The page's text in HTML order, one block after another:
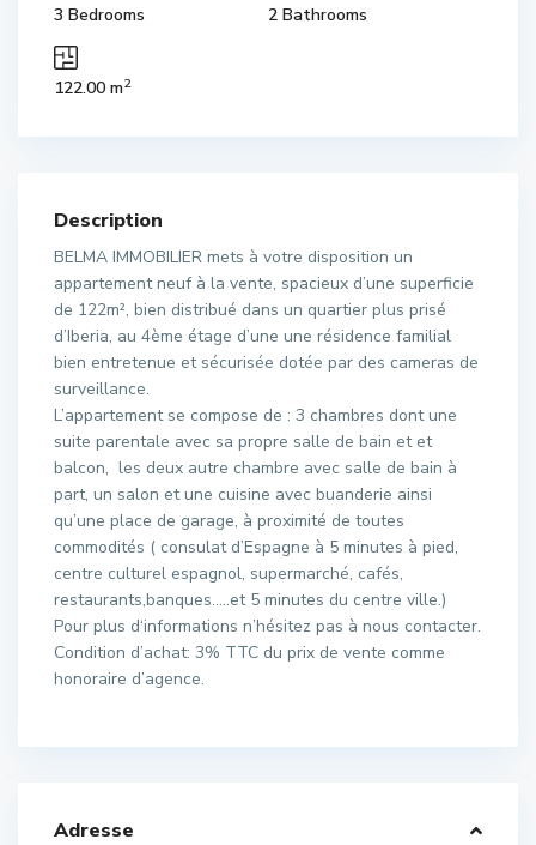
3 Bedrooms 2 Bathrooms
122.00 m2
Description
BELMA IMMOBILIER mets à votre disposition un
appartement neuf à la vente, spacieux d’une superficie
de 122m², bien distribué dans un quartier plus prisé
d’Iberia, au 4ème étage d’une une résidence familial
bien entretenue et sécurisée dotée par des cameras de
surveillance.
L’appartement se compose de : 3 chambres dont une
suite parentale avec sa propre salle de bain et et
balcon, les deux autre chambre avec salle de bain à
part, un salon et une cuisine avec buanderie ainsi
qu’une place de garage, à proximité de toutes
commodités ( consulat d’Espagne à 5 minutes à pied,
centre culturel espagnol, supermarché, cafés,
restaurants,banques…..et 5 minutes du centre ville.)
Pour plus d‘informations n’hésitez pas à nous contacter.
Condition d’achat: 3% TTC du prix de vente comme
honoraire d’agence.
Adresse